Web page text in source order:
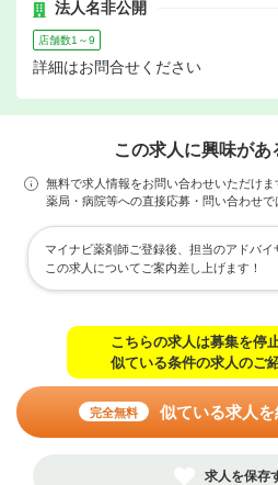
法人名非公開
店舗数1～9
詳細はお問合せください
この求人に興味があ
無料で求人情報をお問い合わせいただけま
薬局・病院等への直接応募・問い合わせで
マイナビ薬剤師ご登録後、担当のアドバイ
この求人についてご案内差し上げます！
こちらの求人は募集を停
似ている条件の求人のご
完全無料 似ている求人
求人を保存